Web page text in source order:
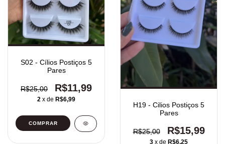
S02 - Cílios Postiços 5
Pares
R$25,00 R$11,99
2 x de R$6,99
H19 - Cilios Postiços 5
Pares
R$25,00 R$15,99
3 x de R$6,25